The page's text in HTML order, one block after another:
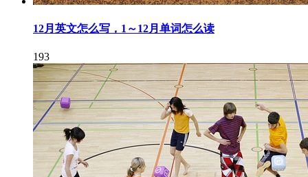
12月英文怎么写，1～12月单词怎么读
193